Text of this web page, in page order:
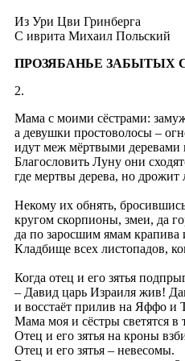
Из Ури Цви Гринберга
C иврита Михаил Польский
ПРОЗЯБАНЬЕ ЗАБЫТЫХ
2.
Мама с моими сёстрами:
а девушки простоволосы –
идут меж мёртвыми деревами
Благословить Луну они
где мертвы дерева, но дрожит
Некому их обнять,
кругом скорпионы, змеи, да
да по заросшим ямам крапива
Кладбище всех листопадов,
Когда отец и его зятья
– Давид царь Израиля жив!
и восстаёт прилив на Яффо и
Мама моя и сёстры светятся
Отец и его зятья на кроны
Отец и его зятья – невесомы.